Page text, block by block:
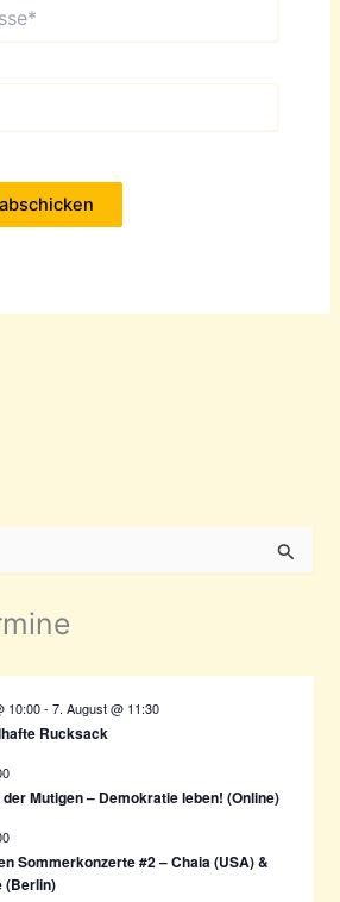
10:00-7. August @ 11:30
Rucksack
Mutigen – Demokratie leben! (Online)
Sommerkonzerte #2 – Chaia (USA) &
(Berlin)